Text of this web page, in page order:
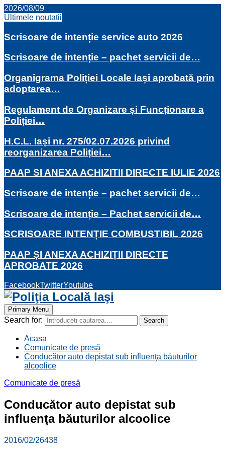
2026/08/09
Ultimele noutatii
Scrisoare de intenție service auto 2026
Scrisoare de intenție – pachet servicii de…
Organigrama Poliției Locale Iași aprobată prin
adoptarea…
Regulament de Organizare și Funcționare a
Poliției…
H.C.L. Iași nr. 275/02.07.2026 privind
reorganizarea Poliției…
PAAP SI ANEXA ACHIZITII DIRECTE IULIE 2026
Scrisoare de intenție – pachet servicii de…
Scrisoare de intenție – Pachet servicii de…
SCRISOARE INTENȚIE COMBUSTIBIL 2026
PAAP ȘI ANEXA ACHIZIȚII DIRECTE
APROBATE 2026
FacebookTwitterYoutube
Primary Menu
Search for: Search
Acasa
Comunicate de presă
Conducător auto depistat sub influenţa băuturilor
alcoolice
Comunicate de presă
Conducător auto depistat sub
influenţa băuturilor alcoolice
2016/02/26438